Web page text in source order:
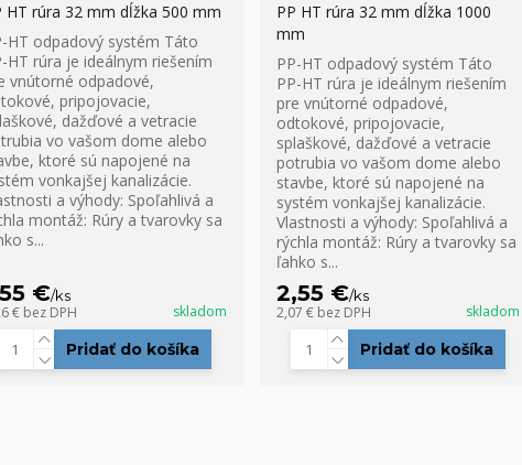
HT rúra 32 mm dĺžka 500 mm
HT odpadový systém Táto
HT rúra je ideálnym riešením
vnútorné odpadové,
pripojovacie,
dažďové a vetracie
vo vašom dome alebo
ktoré sú napojené na
vonkajšej kanalizácie.
a výhody: Spoľahlivá a
montáž: Rúry a tvarovky sa
s...
€/ks
€ bez DPH skladom
Pridať do košíka
PP HT rúra 32 mm dĺžka 1000
mm
PP-HT odpadový systém Táto
PP-HT rúra je ideálnym riešením
pre vnútorné odpadové,
odtokové, pripojovacie,
splaškové, dažďové a vetracie
potrubia vo vašom dome alebo
stavbe, ktoré sú napojené na
systém vonkajšej kanalizácie.
Vlastnosti a výhody: Spoľahlivá a
rýchla montáž: Rúry a tvarovky sa
ľahko s...
2,55 €/ks
2,07 € bez DPH skladom
Pridať do košíka